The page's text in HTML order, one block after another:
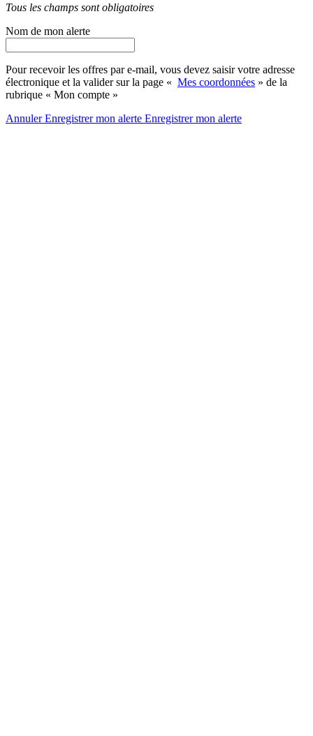
Tous les champs sont obligatoires
Nom de mon alerte
Pour recevoir les offres par e-mail, vous devez saisir votre adresse
électronique et la valider sur la page « Mes coordonnées » de la
rubrique « Mon compte »
AnnulerEnregistrer mon alerte Enregistrermon alerte